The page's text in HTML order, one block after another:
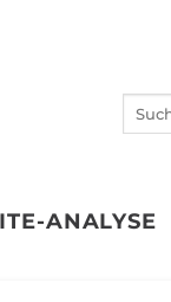
ANALYSE